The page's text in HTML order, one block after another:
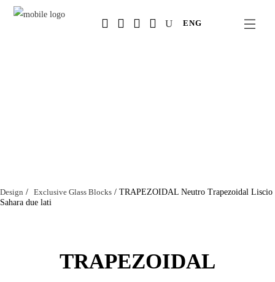
Salta
ENG
Design / Exclusive Glass Blocks / TRAPEZOIDAL Neutro Trapezoidal Liscio
Sahara due lati
TRAPEZOIDAL